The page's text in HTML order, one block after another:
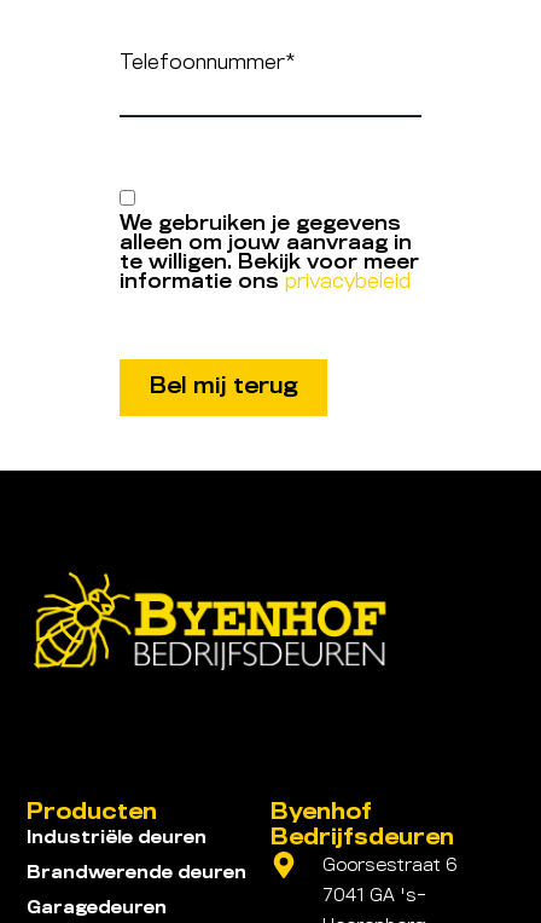
Telefoonnummer*
We gebruiken je gegevens
alleen om jouw aanvraag in
te willigen. Bekijk voor meer
informatie ons privacybeleid
Byenhof
Bedrijfsdeuren
Goorsestraat 6
7041 GA 's-
Producten
Industriële deuren
Brandwerende deuren
Garagedeuren